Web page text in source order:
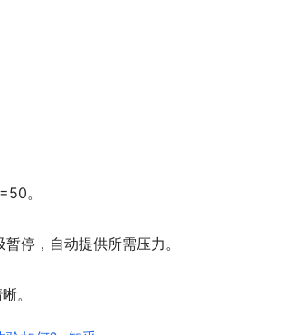
。
停，自动提供所需压力。
。